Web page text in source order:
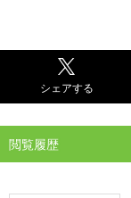
シェアする
閲覧履歴